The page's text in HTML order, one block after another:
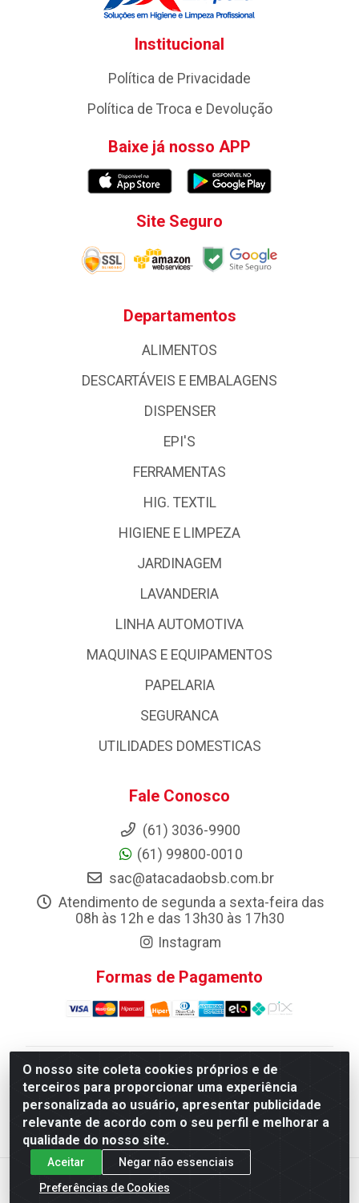
O nosso site coleta cookies próprios e de
terceiros para proporcionar uma experiência
personalizada ao usuário, apresentar publicidade
relevante de acordo com o seu perfil e melhorar a
qualidade do nosso site.
Aceitar
Negar não essenciais
Preferências de Cookies
Institucional
Política de Privacidade
Política de Troca e Devolução
Baixe já nosso APP
Site Seguro
Departamentos
ALIMENTOS
DESCARTÁVEIS E EMBALAGENS
DISPENSER
EPI'S
FERRAMENTAS
HIG. TEXTIL
HIGIENE E LIMPEZA
JARDINAGEM
LAVANDERIA
LINHA AUTOMOTIVA
MAQUINAS E EQUIPAMENTOS
PAPELARIA
SEGURANCA
UTILIDADES DOMESTICAS
Fale Conosco
(61) 3036-9900
(61) 99800-0010
sac@atacadaobsb.com.br
Atendimento de segunda a sexta-feira das
08h às 12h e das 13h30 às 17h30
Instagram
Formas de Pagamento
Atacadao da Limpeza F. Pereira Queiroz Comercio e
Distribuicao LTDA - Quadra Qi 10 Lotes 39 e, 41 - Setor
Industrial (Taguatinga), Brasília/DF - CEP 72.135-100 -
CNPJ 13.184.675/0001-80